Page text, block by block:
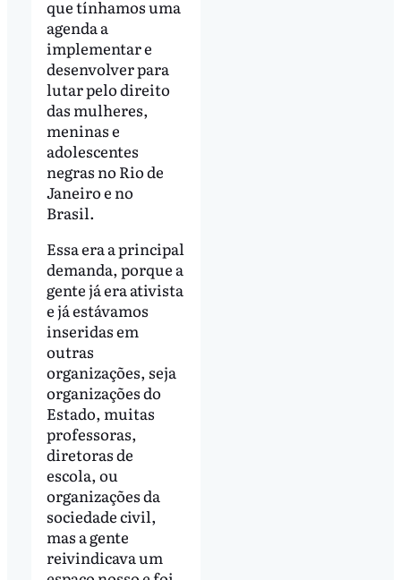
que tínhamos uma
agenda a
implementar e
desenvolver para
lutar pelo direito
das mulheres,
meninas e
adolescentes
negras no Rio de
Janeiro e no
Brasil.
Essa era a principal
demanda, porque a
gente já era ativista
e já estávamos
inseridas em
outras
organizações, seja
organizações do
Estado, muitas
professoras,
diretoras de
escola, ou
organizações da
sociedade civil,
mas a gente
reivindicava um